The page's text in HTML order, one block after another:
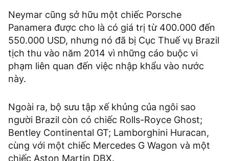
Neymar cũng sở hữu một chiếc Porsche
Panamera được cho là có giá trị từ 400.000 đến
550.000 USD, nhưng nó đã bị Cục Thuế vụ Brazil
tịch thu vào năm 2014 vì những cáo buộc vi
phạm liên quan đến việc nhập khẩu vào nước
này.
Ngoài ra, bộ sưu tập xế khủng của ngôi sao
người Brazil còn có chiếc Rolls-Royce Ghost;
Bentley Continental GT; Lamborghini Huracan,
cùng với một chiếc Mercedes G Wagon và một
chiếc Aston Martin DBX.